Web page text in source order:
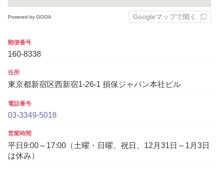
Powered by GOGA Googleマップで開く
郵便番号
160-8338
住所
東京都新宿区西新宿1-26-1 損保ジャパン本社ビル
電話番号
03-3349-5018
営業時間
平日9:00～17:00（土曜・日曜、祝日、12月31日～1月3日
は休み）